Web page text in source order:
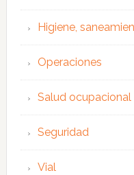
Higiene,
Operaciones
Salud ocupacional
Seguridad
Vial